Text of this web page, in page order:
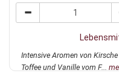
Intensive Aromen von
Toffee und Vanille vom F...